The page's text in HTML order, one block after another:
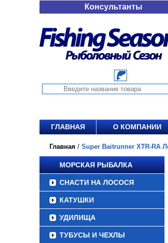
Консультанты
ГЛАВНАЯ О КОМПАНИИ
Главная / Super Baitrunner XTR-RA
МОРСКАЯ РЫБАЛКА
СНАСТИ НА ЛОСОСЯ
КАТУШКИ
УДИЛИЩА
ТУБУСЫ И ЧЕХЛЫ